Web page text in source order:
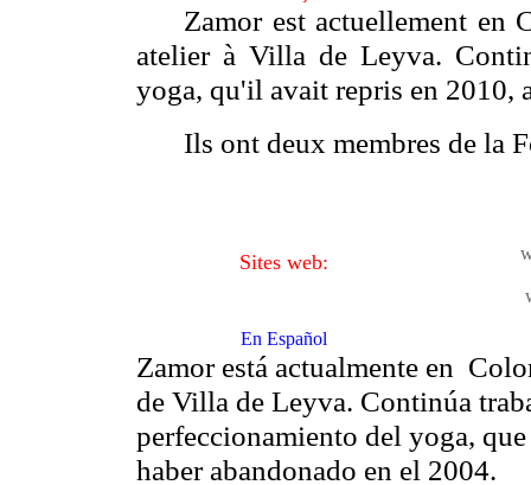
Zamor est actuellement en
atelier à Villa de Leyva.
yoga, qu'il avait repris en 2010,
Ils ont deux membres de la
Sites web:
En Español
Zamor está actualmente en
de Villa de Leyva. Continúa
perfeccionamiento del yoga,
haber abandonado en el 2004.